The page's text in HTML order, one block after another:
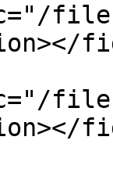
files/